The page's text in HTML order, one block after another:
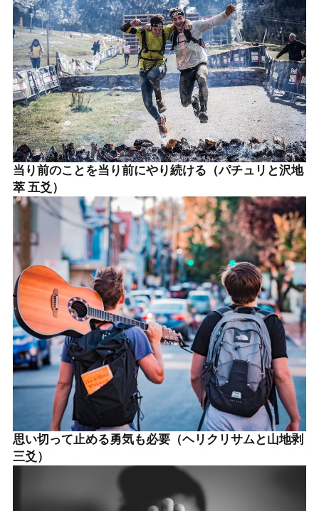
当り前のことを当り前にやり続ける（パチュリと沢地
萃 五爻）
思い切って止める勇気も必要（ヘリクリサムと山地剥
三爻）